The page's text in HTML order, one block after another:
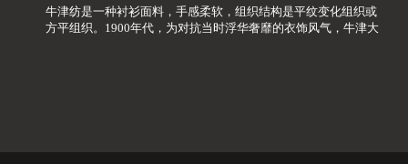
牛津纺是一种衬衫面料，手感柔软，组织结构是平纹变化组织或
方平组织。1900年代，为对抗当时浮华奢靡的衣饰风气，牛津大